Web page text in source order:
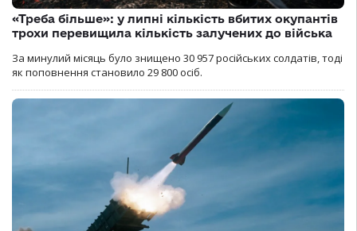
«Треба більше»: у липні кількість вбитих окупантів
трохи перевищила кількість залучених до війська
За минулий місяць було знищено 30 957 російських солдатів, тоді
як поповнення становило 29 800 осіб.